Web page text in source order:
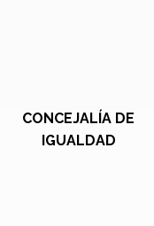
CONCEJALÍA DE
IGUALDAD